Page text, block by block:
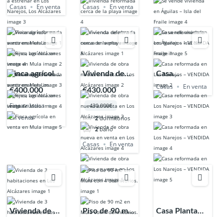
Casas En venta Casas En venta
Finca agrícola
en venta en
Mula
€400.000
Finca rústica
En venta
Vivienda de
obra nueva en
venta en Los
Alcázares
€430.000
430.000€
2 dormitorios
2 baño
Casas En venta
Casa
reformada en
Los Narejos –
VENDIDA
Casas En venta
Vivienda de 3
Piso de 90 m2
Casa Planta